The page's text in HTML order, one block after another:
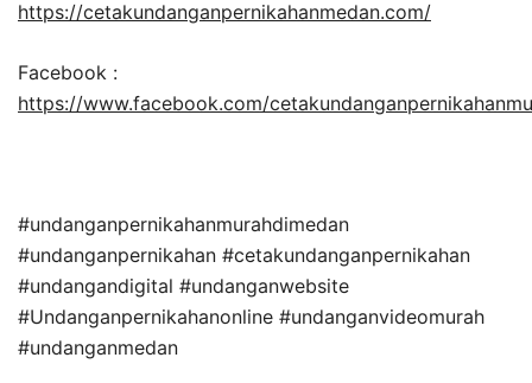
https://cetakundanganpernikahanmedan.com/
Facebook :
https://www.facebook.com/
#undanganpernikahanmurahdimedan
#undanganpernikahan #cetakundanganpernikahan
#undangandigital #undanganwebsite
#Undanganpernikahanonline #undanganvideomurah
#undanganmedan